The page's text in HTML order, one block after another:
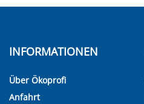
INFORMATIONEN
Über Ökoprofi
Anfahrt